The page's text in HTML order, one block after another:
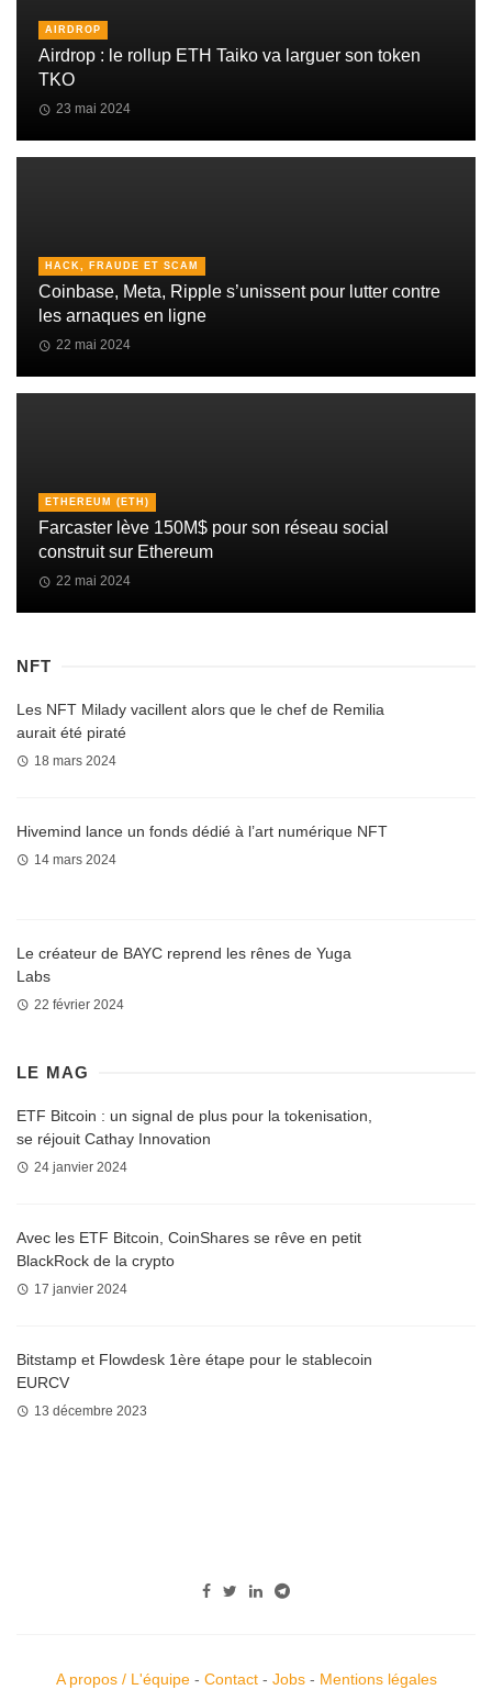
AIRDROP
Airdrop : le rollup ETH Taiko va larguer son token
TKO
23 mai 2024
HACK, FRAUDE ET SCAM
Coinbase, Meta, Ripple s’unissent pour lutter contre
les arnaques en ligne
22 mai 2024
ETHEREUM (ETH)
Farcaster lève 150M$ pour son réseau social
construit sur Ethereum
22 mai 2024
NFT
Les NFT Milady vacillent alors que le chef de Remilia
aurait été piraté
18 mars 2024
Hivemind lance un fonds dédié à l’art numérique NFT
14 mars 2024
Le créateur de BAYC reprend les rênes de Yuga
Labs
22 février 2024
LE MAG
ETF Bitcoin : un signal de plus pour la tokenisation,
se réjouit Cathay Innovation
24 janvier 2024
Avec les ETF Bitcoin, CoinShares se rêve en petit
BlackRock de la crypto
17 janvier 2024
Bitstamp et Flowdesk 1ère étape pour le stablecoin
EURCV
13 décembre 2023
A propos / L'équipe- Contact- Jobs- Mentions légales